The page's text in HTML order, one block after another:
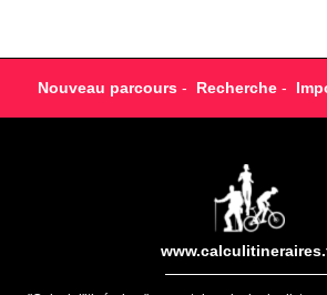
Nouveau parcours- Recherche-